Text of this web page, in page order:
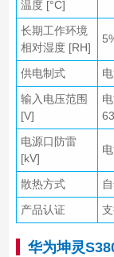
温度 [°C]
长期工作环境
相对湿度 [RH]
供电制式
输入电压范围
[V]
电源口防雷
[kV]
散热方式
产品认证
华为坤灵